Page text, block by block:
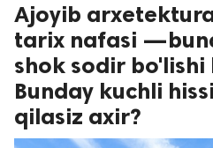
Ajoyib
tarix nafasi
shok sodir bo'lishi
Bunday kuchli
qilasiz axir?